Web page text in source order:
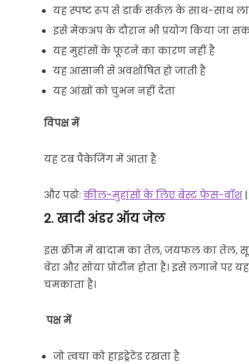
यह स्पष्ट रूप से डार्क सर्कल के साथ-साथ
इसे मेकअप के दौरान भी प्रयोग किया जा
यह मुहांसों के फूटने का कारण नहीं है
यह आसानी से अवशोषित हो जाती है
यह आंखों को चुभन नहीं देता
विपक्ष में
यह टब पैकेजिंग में आता है
और पढो: कील-मुहांसों के लिए बेस्ट फेस-वॉश |
2. खादी अंडर ऑय जेल
इस क्रीम में बादाम का तेल, जयफल का तेल,
वेरा और सोया प्रोटीन होता है। इसे लगाने
चमकाता है।
पक्ष में
जो त्वचा को हाइड्रेटेड रखता है